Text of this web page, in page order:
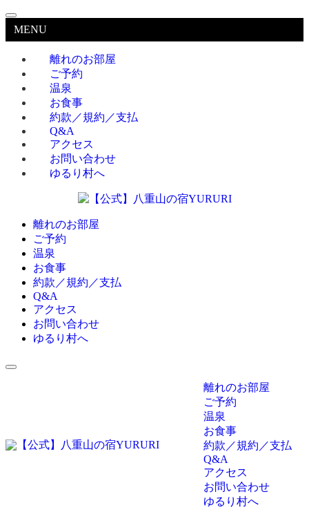
MENU
離れのお部屋
ご予約
温泉
お食事
約款／規約／支払
Q&A
アクセス
お問い合わせ
ゆるり村へ
離れのお部屋
ご予約
温泉
お食事
約款／規約／支払
Q&A
アクセス
お問い合わせ
ゆるり村へ
離れのお部屋
ご予約
温泉
お食事
約款／規約／支払
Q&A
アクセス
お問い合わせ
ゆるり村へ